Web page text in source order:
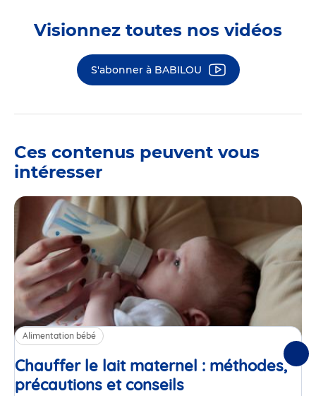
Visionnez toutes nos vidéos
S'abonner à BABILOU
Ces contenus peuvent vous
intéresser
Alimentation bébé
Chauffer le lait maternel : méthodes,
précautions et conseils